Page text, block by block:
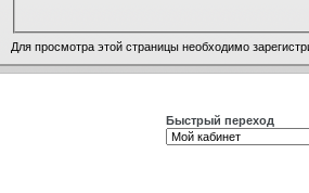
Для просмотра этой страницы необходимо
Быстрый переход